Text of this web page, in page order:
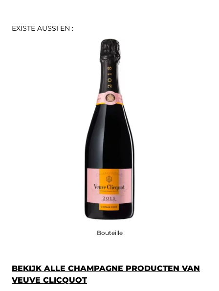
EXISTE AUSSI EN :
Bouteille
BEKIJK ALLE CHAMPAGNE PRODUCTEN VAN
VEUVE CLICQUOT